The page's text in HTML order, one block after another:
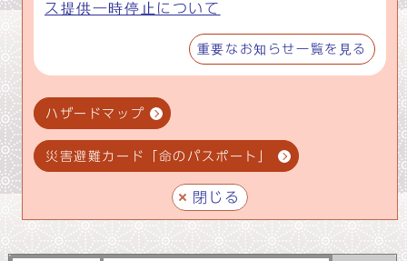
ス提供一時停止について
重要なお知らせ一覧を見る
ハザードマップ
災害避難カード「命のパスポート」
閉じる